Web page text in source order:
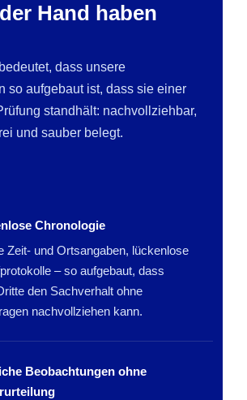
Hand haben
dass unsere
so aufgebaut ist, dass sie einer
standhält: nachvollziehbar,
und sauber belegt.
Chronologie
Zeit- und Ortsangaben, lückenlose
– so aufgebaut, dass
den Sachverhalt ohne
nachvollziehen kann.
Beobachtungen ohne